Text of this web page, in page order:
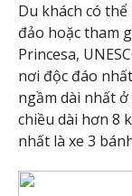
Du khách có
đảo hoặc tham
Princesa,
nơi độc đáo
ngầm dài nhất
chiều dài hơn 8
nhất là xe 3